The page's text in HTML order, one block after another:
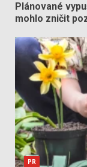
Plánované
mohlo zničit
PR